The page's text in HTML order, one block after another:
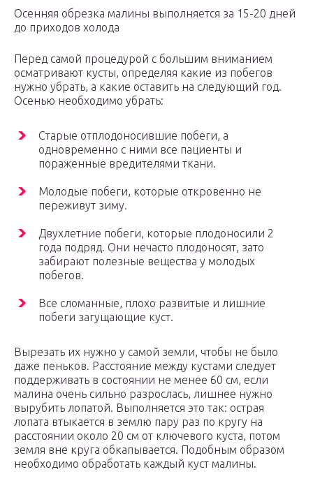
Осенняя обрезка малины выполняется за 15-20 дней
до приходов холода
Перед самой процедурой с большим вниманием
осматривают кусты, определяя какие из побегов
нужно убрать, а какие оставить на следующий год.
Осенью необходимо убрать:
Старые отплодоносившие побеги, а
одновременно с ними все пациенты и
пораженные вредителями ткани.
Молодые побеги, которые откровенно не
переживут зиму.
Двухлетние побеги, которые плодоносили 2
года подряд. Они нечасто плодоносят, зато
забирают полезные вещества у молодых
побегов.
Все сломанные, плохо развитые и лишние
побеги загущающие куст.
Вырезать их нужно у самой земли, чтобы не было
даже пеньков. Расстояние между кустами следует
поддерживать в состоянии не менее 60 см, если
малина очень сильно разрослась, лишнее нужно
вырубить лопатой. Выполняется это так: острая
лопата втыкается в землю пару раз по кругу на
расстоянии около 20 см от ключевого куста, потом
земля вне круга обкапывается. Подобным образом
необходимо обработать каждый куст малины.